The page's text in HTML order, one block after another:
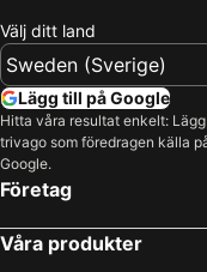
Välj ditt land
Lägg till på Google
Hitta våra resultat enkelt:
trivago som föredragen källa
Google.
Företag
Våra produkter